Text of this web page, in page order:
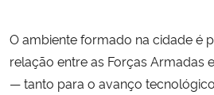
Gabinete de Segurança Institucional
O ambiente formado na cidade é
relação entre as Forças Armadas
— tanto para o avanço